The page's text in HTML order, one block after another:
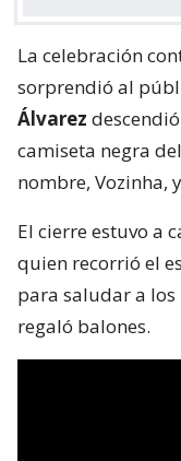
La celebración
sorprendió al
Álvarez
camiseta negra
nombre, Vozinha,
El cierre estuvo a
quien recorrió el
para saludar a
regaló balones.